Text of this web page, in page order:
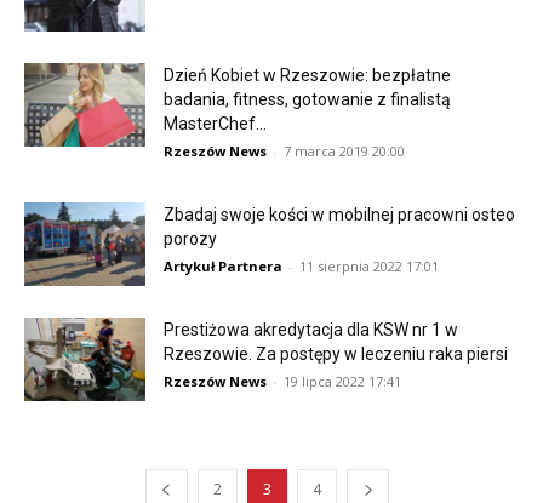
Dzień Kobiet w Rzeszowie: bezpłatne
badania, fitness, gotowanie z finalistą
MasterChef…
Rzeszów News - 7 marca 2019 20:00
Zbadaj swoje kości w mobilnej pracowni osteo
porozy
Artykuł Partnera - 11 sierpnia 2022 17:01
Prestiżowa akredytacja dla KSW nr 1 w
Rzeszowie. Za postępy w leczeniu raka piersi
Rzeszów News - 19 lipca 2022 17:41
2 3 4